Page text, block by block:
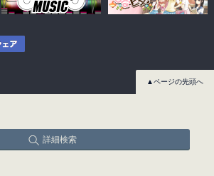
▲ページの先頭へ
詳細検索